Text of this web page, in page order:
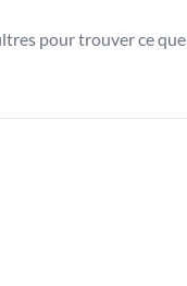
pour trouver ce que